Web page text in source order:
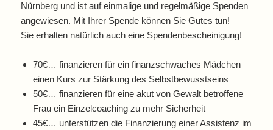
Nürnberg und ist auf einmalige und regelmäßige Spenden
angewiesen. Mit Ihrer Spende können Sie Gutes tun!
Sie erhalten natürlich auch eine Spendenbescheinigung!
70€… finanzieren für ein finanzschwaches Mädchen
einen Kurs zur Stärkung des Selbstbewusstseins
50€… finanzieren für eine akut von Gewalt betroffene
Frau ein Einzelcoaching zu mehr Sicherheit
45€… unterstützen die Finanzierung einer Assistenz im